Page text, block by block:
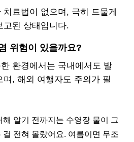
료법이 없으며, 극히 드물게
고된 상태입니다.
위험이 있을까요?
환경에서는 국내에서도 발
며, 해외 여행자도 주의가 필
알기 전까지는 수영장 물이 그
전혀 몰랐어요. 여름이면 무조